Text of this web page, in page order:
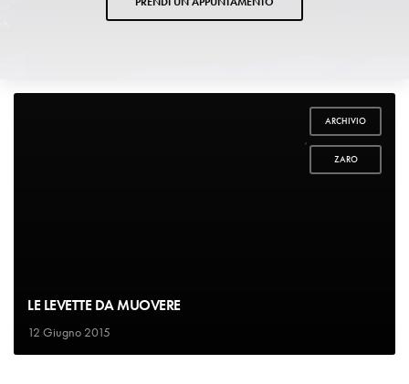
ARCHIVIO
,
ZARO
LE LEVETTE DA MUOVERE
12 Giugno 2015